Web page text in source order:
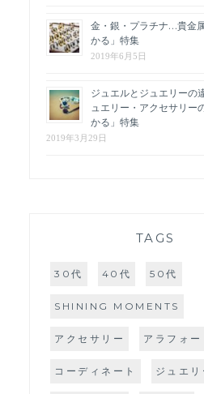
金・銀・プラチナ…貴金
かる」特集
2019年6月5日
ジュエルとジュエリーの
ュエリー・アクセサリー
かる」特集
2019年3月29日
TAGS
30代 40代 50代
SHINING MOMENTS
アクセサリー アラフォー
コーディネート ジュエリ